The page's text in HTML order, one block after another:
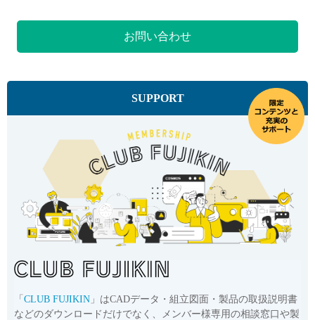
お問い合わせ
SUPPORT
「 CLUB FUJIKIN 」はCADデータ・組立図面・製品の取扱説明書
などのダウンロードだけでなく、メンバー様専用の相談窓口や製